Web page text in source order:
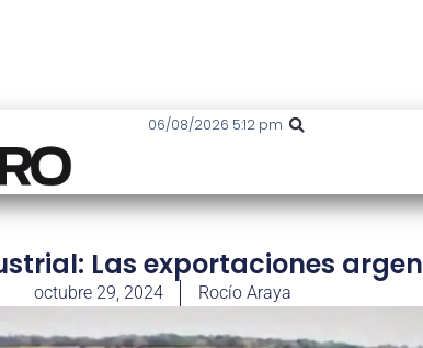
06/08/2026 5:12 pm
Las exportaciones
octubre 29, 2024 Rocío Araya